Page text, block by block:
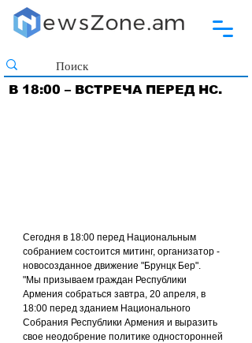
В 18:00 – ВСТРЕЧА ПЕРЕД НС.
Сегодня в 18:00 перед Национальным
собранием состоится митинг, организатор -
новосозданное движение "Брунцк Бер".
"Мы призываем граждан Республики
Армения собраться завтра, 20 апреля, в
18:00 перед зданием Национального
Собрания Республики Армения и выразить
свое неодобрение политике односторонней